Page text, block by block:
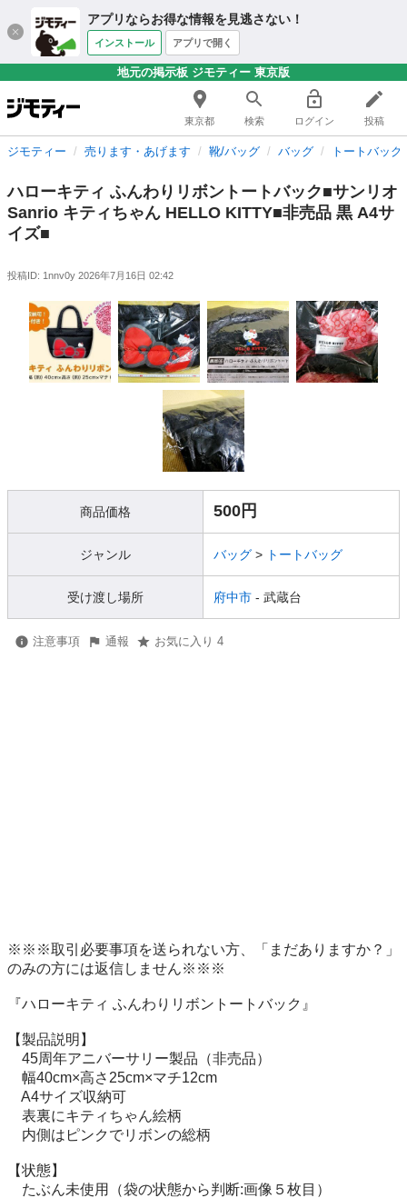
アプリならお得な情報を見逃さない！
インストール アプリで開く
地元の掲示板 ジモティー 東京版
東京都 検索 ログイン 投稿
ジモティー 売ります・あげます 靴/バッグ バッグ トートバッグ
ハローキティ ふんわりリボントートバック■サンリオ
Sanrio キティちゃん HELLO KITTY■非売品 黒 A4サ
イズ■
投稿ID: 1nnv0y 2026年7月16日 02:42
商品価格 500円
ジャンル バッグ > トートバッグ
受け渡し場所 府中市 - 武蔵台
注意事項 通報 お気に入り 4
※※※取引必要事項を送られない方、「まだありますか？」
のみの方には返信しません※※※
『ハローキティ ふんわりリボントートバック』
【製品説明】
45周年アニバーサリー製品（非売品）
幅40cm×高さ25cm×マチ12cm
A4サイズ収納可
表裏にキティちゃん絵柄
内側はピンクでリボンの総柄
【状態】
たぶん未使用（袋の状態から判断:画像５枚目）